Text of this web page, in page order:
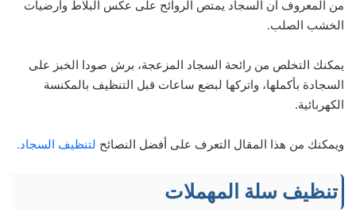
من المعروف أن السجاد يمتص الروائح على عكس البلاط وأرضيات
الخشب الصلب.
يمكنك التخلص من رائحة السجاد المزعجة، برش صودا الخبز على
السجادة بأكملها، واتركها لبضع ساعات قبل التنظيف بالمكنسة
الكهربائية.
ويمكنك من هذا المقال التعرف على أفضل النصائح لتنظيف السجاد.
تنظيف سلة المهملات